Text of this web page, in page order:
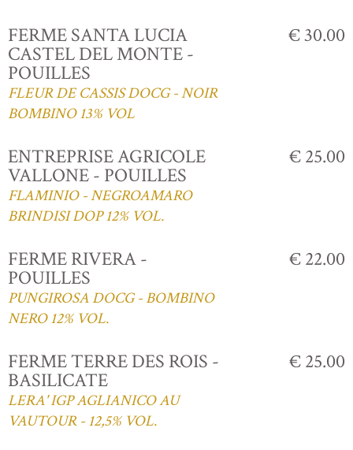
FERME SANTA LUCIA
CASTEL DEL MONTE -
POUILLES
FLEUR DE CASSIS DOCG - NOIR
BOMBINO 13% VOL
€ 30.00
ENTREPRISE AGRICOLE
VALLONE - POUILLES
FLAMINIO - NEGROAMARO
BRINDISI DOP 12% VOL.
€ 25.00
FERME RIVERA -
POUILLES
PUNGIROSA DOCG - BOMBINO
NERO 12% VOL.
€ 22.00
FERME TERRE DES ROIS -
BASILICATE
LERA' IGP AGLIANICO AU
VAUTOUR - 12,5% VOL.
€ 25.00